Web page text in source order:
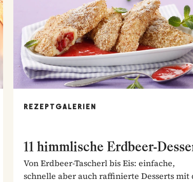
REZEPTGALERIEN
11 himmlische Erdbeer-
Von Erdbeer-Tascherl bis Eis: einfache,
schnelle aber auch raffinierte Desserts mit